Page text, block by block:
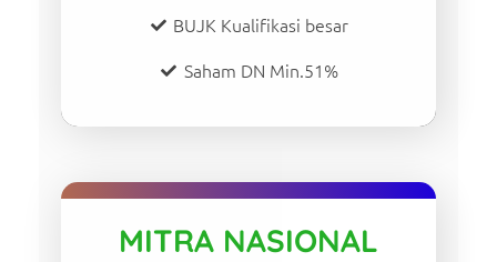
BUJK Kualifikasi besar
Saham DN Min.51%
MITRA NASIONAL